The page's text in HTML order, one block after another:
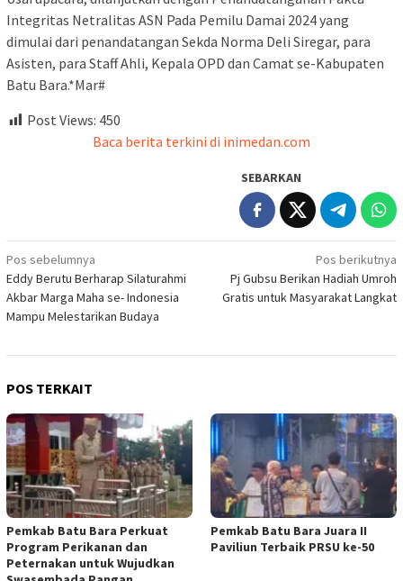
Integritas Netralitas ASN Pada Pemilu Damai 2024 yang
dimulai dari penandatangan Sekda Norma Deli Siregar, para
Asisten, para Staff Ahli, Kepala OPD dan Camat se-Kabupaten
Batu Bara.*Mar#
Post Views: 450
Baca berita terkini di inimedan.com
SEBARKAN
Navigasi
pos
Pos sebelumnya
Eddy Berutu Berharap Silaturahmi
Akbar Marga Maha se- Indonesia
Mampu Melestarikan Budaya
Pos berikutnya
Pj Gubsu Berikan Hadiah Umroh
Gratis untuk Masyarakat Langkat
POS TERKAIT
Pemkab Batu Bara Perkuat
Program Perikanan dan
Peternakan untuk Wujudkan
Pemkab Batu Bara Juara II
Paviliun Terbaik PRSU ke-50